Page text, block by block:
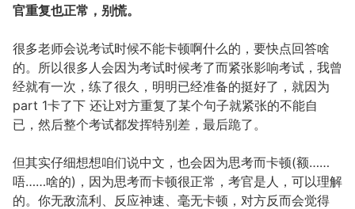
官重复也正常，别慌。
很多老师会说考试时候不能卡顿啊什么的，要快点回答啥
的。所以很多人会因为考试时候考了而紧张影响考试，我曾
经就有一次，练了很久，明明已经准备的挺好了，就因为
part 1卡了下 还让对方重复了某个句子就紧张的不能自
已，然后整个考试都发挥特别差，最后跪了。
但其实仔细想想咱们说中文，也会因为思考而卡顿(额……
唔……啥的)，因为思考而卡顿很正常，考官是人，可以理解
的。你无敌流利、反应神速、毫无卡顿，对方反而会觉得